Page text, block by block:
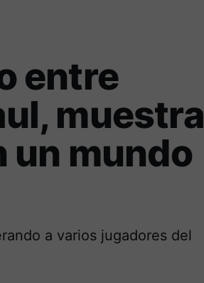
entre
muestra
un mundo
a varios jugadores del